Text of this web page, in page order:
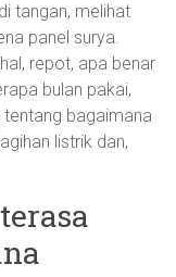
tangan, melihat
panel surya.
repot, apa benar
bulan pakai,
bagaimana
listrik dan,